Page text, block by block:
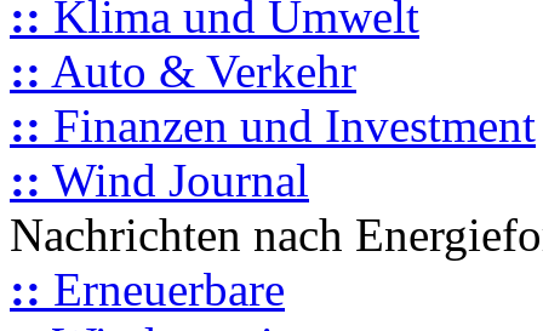
:: Klima und Umwelt
:: Auto & Verkehr
:: Finanzen und Investment
:: Wind Journal
Nachrichten nach
:: Erneuerbare